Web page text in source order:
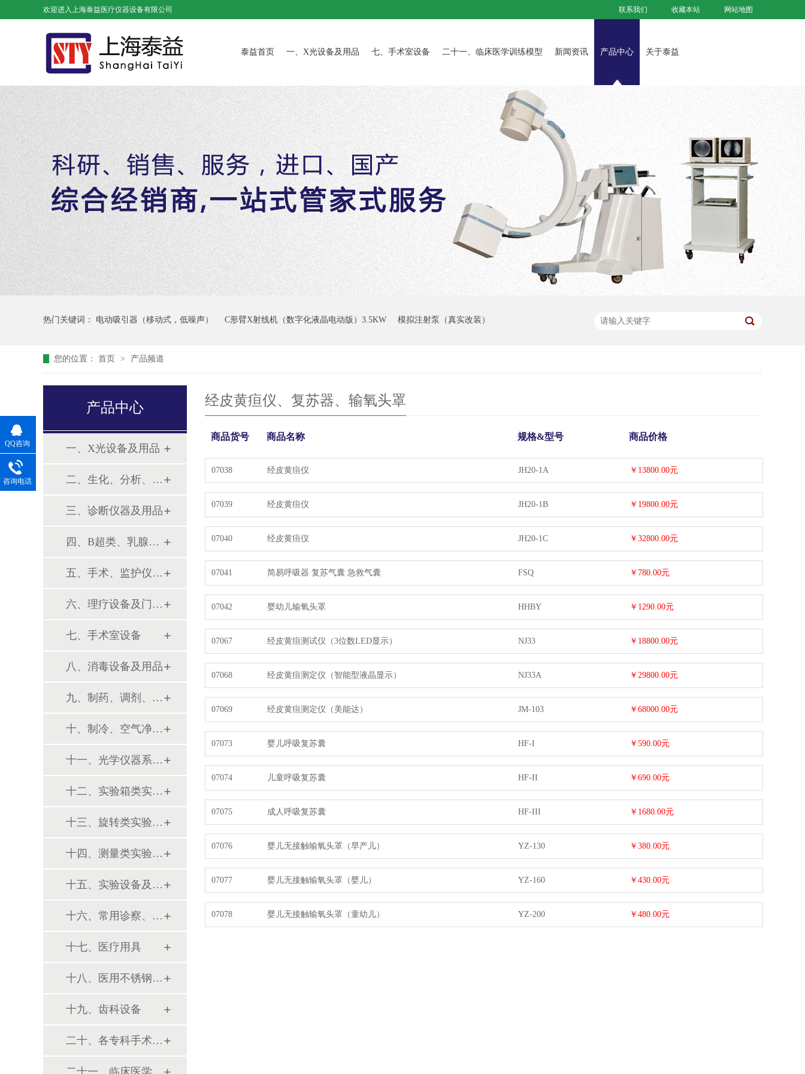
联系我们 收藏本站 网站地图
欢迎进入上海泰益医疗仪器设备有限公司
泰益首页 一、X光设备及用品 七、手术室设备 二十一、临床医学训练模型 新闻资讯 产品中心 关于泰益
热门关键词： 电动吸引器（移动式，低噪声） C形臂X射线机（数字化液晶电动版）3.5KW 模拟注射泵（真实改装）
您的位置： 首页 > 产品频道
产品中心
一、X光设备及用品
二、生化、分析、实验综合类
三、诊断仪器及用品
四、B超类、乳腺诊断设备
五、手术、监护仪器及用品
六、理疗设备及门诊系列
七、手术室设备
八、消毒设备及用品
九、制药、调剂、制剂系列设备
十、制冷、空气净化设备
十一、光学仪器系列设备
十二、实验箱类实验设备
十三、旋转类实验设备
十四、测量类实验设备
十五、实验设备及环保仪器
十六、常用诊察、检查器械
十七、医疗用具
十八、医用不锈钢制品
十九、齿科设备
二十、各专科手术器械包
二十一、临床医学训练模型
经皮黄疸仪、复苏器、输氧头罩
商品货号 商品名称 规格&型号 商品价格
07038 经皮黄疸仪 JH20-1A ￥13800.00元
07039 经皮黄疸仪 JH20-1B ￥19800.00元
07040 经皮黄疸仪 JH20-1C ￥32800.00元
07041 简易呼吸器 复苏气囊 急救气囊 FSQ ￥780.00元
07042 婴幼儿输氧头罩 HHBY ￥1290.00元
07067 经皮黄疸测试仪（3位数LED显示） NJ33 ￥18800.00元
07068 经皮黄疸测定仪（智能型液晶显示） NJ33A ￥29800.00元
07069 经皮黄疸测定仪（美能达） JM-103 ￥68000.00元
07073 婴儿呼吸复苏囊 HF-I ￥590.00元
07074 儿童呼吸复苏囊 HF-II ￥690.00元
07075 成人呼吸复苏囊 HF-III ￥1680.00元
07076 婴儿无接触输氧头罩（早产儿） YZ-130 ￥380.00元
07077 婴儿无接触输氧头罩（婴儿） YZ-160 ￥430.00元
07078 婴儿无接触输氧头罩（童幼儿） YZ-200 ￥480.00元
QQ咨询
咨询电话